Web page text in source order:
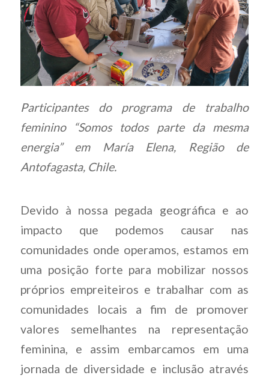
Participantes do programa de trabalho
feminino “Somos todos parte da mesma
energia” em María Elena, Região de
Antofagasta, Chile.
Devido à nossa pegada geográfica e ao
impacto que podemos causar nas
comunidades onde operamos, estamos em
uma posição forte para mobilizar nossos
próprios empreiteiros e trabalhar com as
comunidades locais a fim de promover
valores semelhantes na representação
feminina, e assim embarcamos em uma
jornada de diversidade e inclusão através